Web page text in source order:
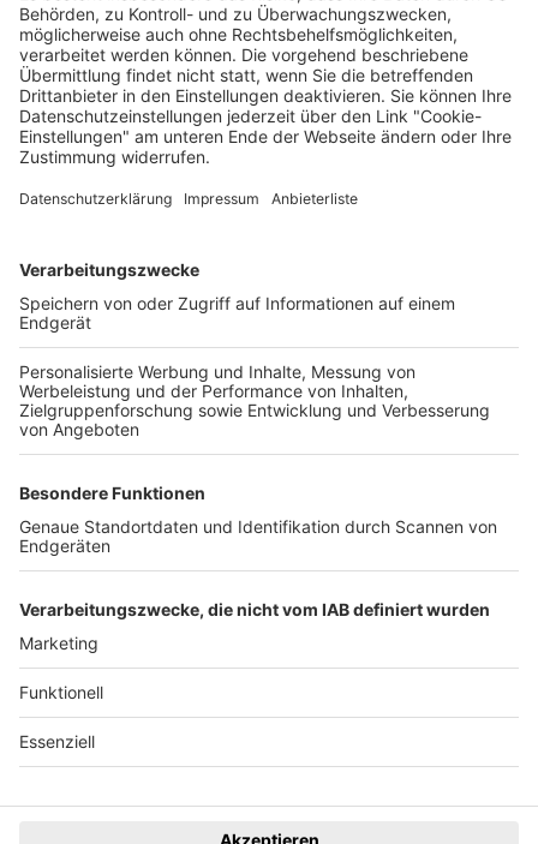
Ort
BZ-Card schnapp.de Kontakt
Mediadaten Datenschutz Cookie-Einstellungen Impressum
+49 761 496 8888
Tickethotline Mo–Fr: 9–12 Uhr
System